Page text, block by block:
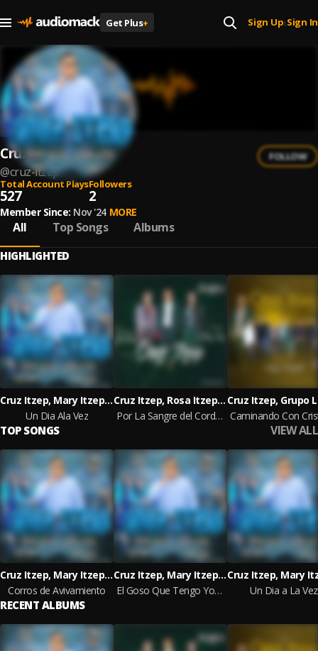
Get Plus+ Sign Up| Sign In
Cruz Itzep
@cruz-itzep
FOLLOW
Total Account Plays
527
Followers
2
Member Since: Nov '24 MORE
All Top Songs Albums
HIGHLIGHTED
Cruz Itzep, Mary Itzep, Rosa Itzep
Un Dia Ala Vez
Cruz Itzep, Rosa Itzep, Mary Itzep
Por La Sangre del Cordero Isaiasn 53/5
TOP SONGS VIEW ALL
Cruz Itzep, Mary Itzep, Rosa Itzep
Corros de Avivamiento
Cruz Itzep, Mary Itzep, Rosa Itzep
El Goso Que Tengo Yo El Mundo No Me Lo Dio
Un Dia a La Vez
RECENT ALBUMS